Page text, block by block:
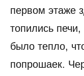
первом этаже
топились
было тепло,
попрошаек.